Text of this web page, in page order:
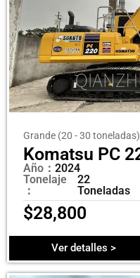
Grande (20 - 30 toneladas)
Komatsu PC
Año： 2024
Tonelaje
：
22
Toneladas
$28,800
Ver detalles >